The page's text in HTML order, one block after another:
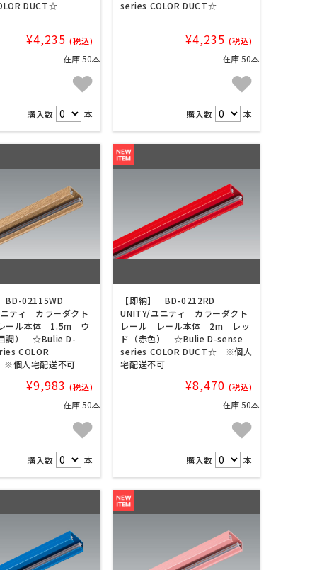
DUCT☆
¥4,235 (税込)
在庫 50本
購入数 本
series COLOR DUCT☆
¥4,235 (税込)
在庫 50本
購入数 本
BD-02115WD
ティ カラーダクト
ール本体 1.5m ウ
調） ☆Bulie D-
COLOR
個人宅配送不可
¥9,983 (税込)
在庫 50本
購入数 本
【即納】 BD-0212RD
UNITY/ユニティ カラーダクト
レール レール本体 2m レッ
ド（赤色） ☆Bulie D-sense
series COLOR DUCT☆ ※個人
宅配送不可
¥8,470 (税込)
在庫 50本
購入数 本